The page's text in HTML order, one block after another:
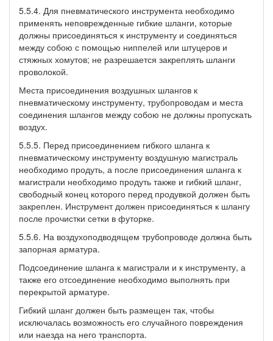
5.5.4. Для пневматического инструмента необходимо
применять неповрежденные гибкие шланги, которые
должны присоединяться к инструменту и соединяться
между собою с помощью ниппелей или штуцеров и
стяжных хомутов; не разрешается закреплять шланги
проволокой.
Места присоединения воздушных шлангов к
пневматическому инструменту, трубопроводам и места
соединения шлангов между собою не должны пропускать
воздух.
5.5.5. Перед присоединением гибкого шланга к
пневматическому инструменту воздушную магистраль
необходимо продуть, а после присоединения шланга к
магистрали необходимо продуть также и гибкий шланг,
свободный конец которого перед продувкой должен быть
закреплен. Инструмент должен присоединяться к шлангу
после прочистки сетки в футорке.
5.5.6. На воздухоподводящем трубопроводе должна быть
запорная арматура.
Подсоединение шланга к магистрали и к инструменту, а
также его отсоединение необходимо выполнять при
перекрытой арматуре.
Гибкий шланг должен быть размещен так, чтобы
исключалась возможность его случайного повреждения
или наезда на него транспорта.